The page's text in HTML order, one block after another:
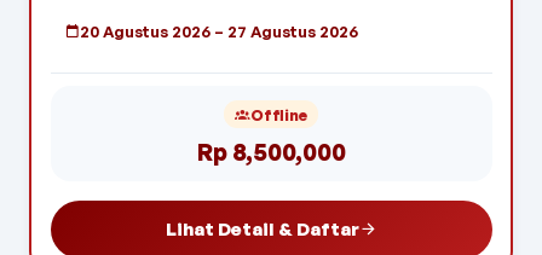
20 Agustus 2026 – 27 Agustus 2026
Offline
Rp 8,500,000
Lihat Detail & Daftar